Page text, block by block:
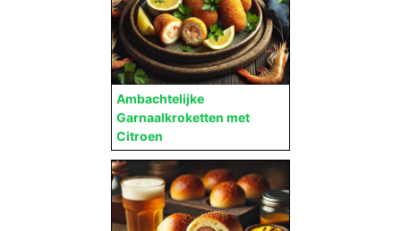
Ambachtelijke
Garnaalkroketten met
Citroen